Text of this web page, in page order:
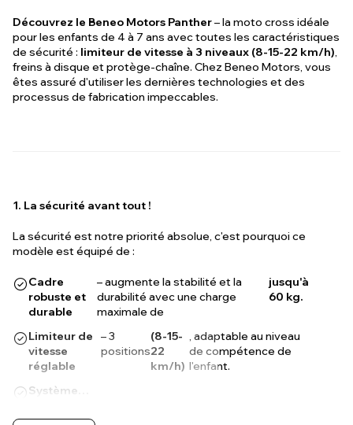
Découvrez le Beneo Motors Panther– la moto cross idéale
pour les enfants de 4 à 7 ans avec toutes les caractéristiques
de sécurité : limiteur de vitesse à 3 niveaux (8-15-22 km/h),
freins à disque et protège-chaîne. Chez Beneo Motors, vous
êtes assuré d'utiliser les dernières technologies et des
processus de fabrication impeccables.
1. La sécurité avant tout !
La sécurité est notre priorité absolue, c'est pourquoi ce
modèle est équipé de :
Cadre
robuste et
durable
– augmente la stabilité et la
durabilité avec une charge
maximale de
jusqu'à
60 kg.
Limiteur de
vitesse
réglable
– 3
positions
(8-15-
22
km/h)
, adaptable au niveau
de compétence de
l'enfant.
Système…